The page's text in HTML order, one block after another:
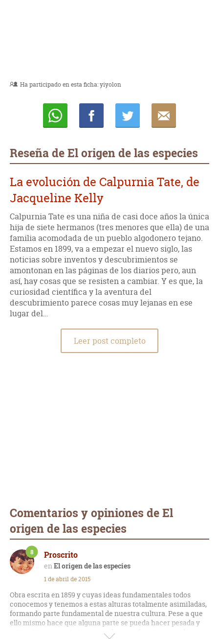
Ha participado en esta ficha:yiyolon
Reseña de El origen de las especies
La evolución de Calpurnia Tate, de
Jacqueline Kelly
Calpurnia Tate es una niña de casi doce años la única
hija de siete hermanos (tres menores que ella) de una
familia acomodada de un pueblo algodonero tejano.
Estamos en 1899, va a empezar el nuevo siglo, las
noticias sobre inventos y descubrimientos se
amontonan en las páginas de los diarios pero, aun
así, hay cosas que se resisten a cambiar. Y es que, la
curiosidad científica y la aventura del
descubrimiento parece cosas muy lejanas en ese
lugar del…
Leer post completo
Comentarios y opiniones de El
origen de las especies
Proscrito
El origen de las especies
8
1 de abril de 2015
Obra escrita en 1859 y cuyas ideas fundamentales todos
conocemos y tenemos a estas alturas totalmente asimiladas,
formando parte fundamental de nuestra cultura. Pese a que
ello mismo hace que alguna parte se pueda hacer pesada y
reiterativa, en conjunto es un placer enfrentarse con los